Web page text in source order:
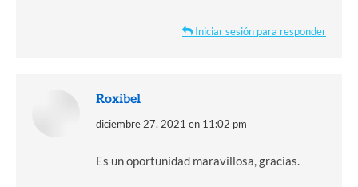
Iniciar sesión para responder
Roxibel
dice:
diciembre 27, 2021 en 11:02 pm
Es un oportunidad maravillosa, gracias.